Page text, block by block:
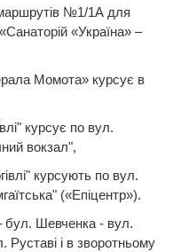
№1/1А для
«Україна» –
Момота» курсує в
курсує по вул.
вокзал",
курсують по вул.
(«Епіцентр»).
бул. Шевченка - вул.
і в зворотньому